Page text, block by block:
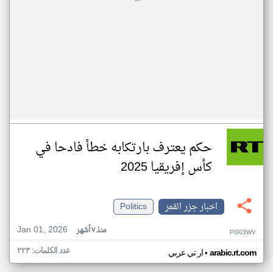
حكم يعترف بارتكابه خطأ فادحا في
كأس إفريقيا 2025
اخبار جزر القمر
Politics
Jan 01, 2026
منذ ٧ أشهر PG03WV
ار تي عربي• arabic.rt.com عدد الكلمات: ٢٢٣